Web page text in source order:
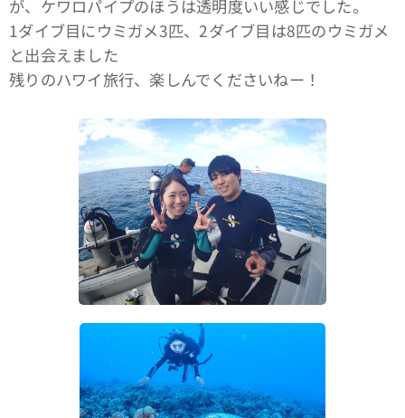
が、ケワロパイプのほうは透明度いい感じでした。
1ダイブ目にウミガメ3匹、2ダイブ目は8匹のウミガメ
と出会えました🐢
残りのハワイ旅行、楽しんでくださいねー！